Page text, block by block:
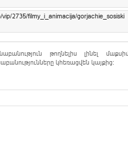
թողնելիս լինել
կհեռացվեն կայքից: